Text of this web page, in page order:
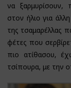
να ξαρμυρίσουν,
στον ήλιο για
της τσαμαρέλλας
φέτες που
πιο ατίθασου,
τσίπουρα, με την